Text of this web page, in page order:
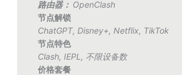
路由器： OpenClash
节点解锁
ChatGPT, Disney+, Netflix, TikTok
节点特色
Clash, IEPL , 不限设备数
价格套餐